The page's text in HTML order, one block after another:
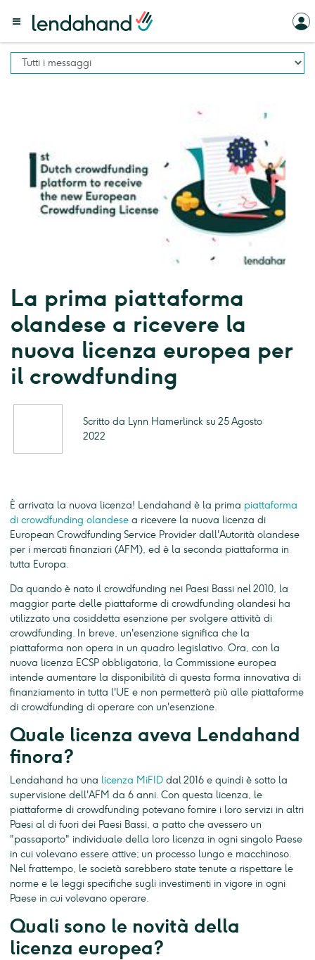
La prima piattaforma
olandese a ricevere la
nuova licenza europea per
il crowdfunding
Scritto da Lynn Hamerlinck su 25 Agosto
2022
È arrivata la nuova licenza! Lendahand è la prima piattaforma
di crowdfunding olandese a ricevere la nuova licenza di
European Crowdfunding Service Provider dall'Autorità olandese
per i mercati finanziari (AFM), ed è la seconda piattaforma in
tutta Europa.
Da quando è nato il crowdfunding nei Paesi Bassi nel 2010, la
maggior parte delle piattaforme di crowdfunding olandesi ha
utilizzato una cosiddetta esenzione per svolgere attività di
crowdfunding. In breve, un'esenzione significa che la
piattaforma non opera in un quadro legislativo. Ora, con la
nuova licenza ECSP obbligatoria, la Commissione europea
intende aumentare la disponibilità di questa forma innovativa di
finanziamento in tutta l'UE e non permetterà più alle piattaforme
di crowdfunding di operare con un'esenzione.
Quale licenza aveva Lendahand
finora?
Lendahand ha una licenza MiFID dal 2016 e quindi è sotto la
supervisione dell'AFM da 6 anni. Con questa licenza, le
piattaforme di crowdfunding potevano fornire i loro servizi in altri
Paesi al di fuori dei Paesi Bassi, a patto che avessero un
"passaporto" individuale della loro licenza in ogni singolo Paese
in cui volevano essere attive; un processo lungo e macchinoso.
Nel frattempo, le società sarebbero state tenute a rispettare le
norme e le leggi specifiche sugli investimenti in vigore in ogni
Paese in cui volevano operare.
Quali sono le novità della
licenza europea?